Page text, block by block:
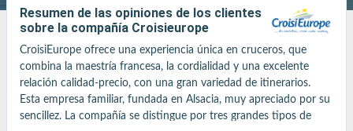
Buscar
Resumen de las opiniones de los clientes
sobre la compañía Croisieurope
CroisiEurope ofrece una experiencia única en cruceros, que
combina la maestría francesa, la cordialidad y una excelente
relación calidad-precio, con una gran variedad de itinerarios.
Esta empresa familiar, fundada en Alsacia, muy apreciado por su
sencillez. La compañía se distingue por tres grandes tipos de